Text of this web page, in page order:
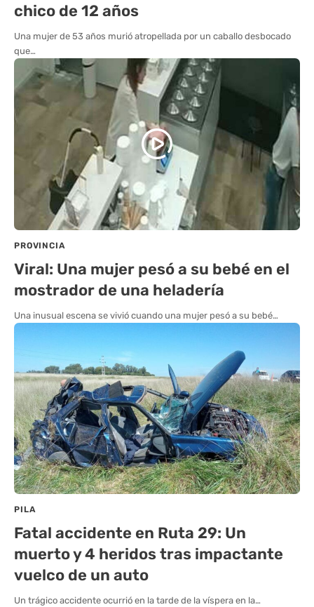
chico de 12 años
Una mujer de 53 años murió atropellada por un caballo desbocado
que…
PROVINCIA
Viral: Una mujer pesó a su bebé en el
mostrador de una heladería
Una inusual escena se vivió cuando una mujer pesó a su bebé…
PILA
Fatal accidente en Ruta 29: Un
muerto y 4 heridos tras impactante
vuelco de un auto
Un trágico accidente ocurrió en la tarde de la víspera en la…